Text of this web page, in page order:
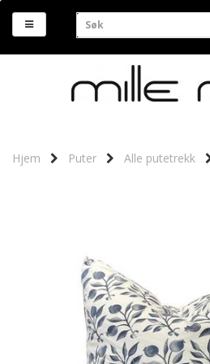
Hjem Puter Alle putetrekk